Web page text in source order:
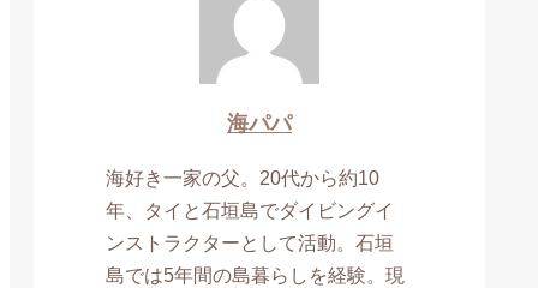
海パパ
海好き一家の父。20代から約10
年、タイと石垣島でダイビングイ
ンストラクターとして活動。石垣
島では5年間の島暮らしを経験。現